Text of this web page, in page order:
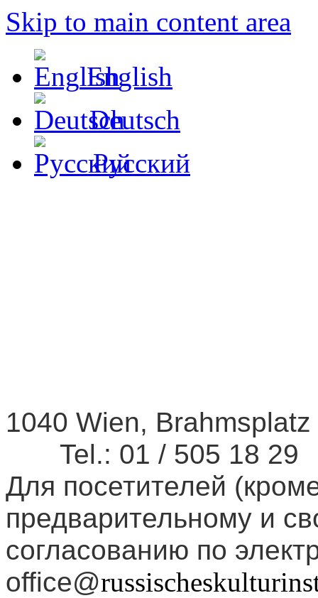
Skip to main content area
English
Deutsch
Русский
1040 Wien, Brahmsplatz
Tel.: 01 / 505 18 29
Для посетителей
предварительному и
согласованию по
office@